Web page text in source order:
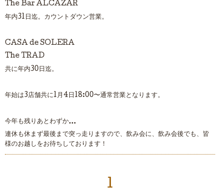
The Bar ALCAZAR
年内31日迄。カウントダウン営業。
CASA de SOLERA
The TRAD
共に年内30日迄。
年始は3店舗共に1月4日18:00〜通常営業となります。
今年も残りあとわずか…
連休も休まず最後まで突っ走りますので、飲み会に、飲み会後でも、皆
様のお越しをお待ちしております！
1